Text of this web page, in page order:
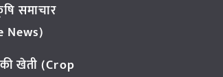
समाचार
News)
खेती (Crop